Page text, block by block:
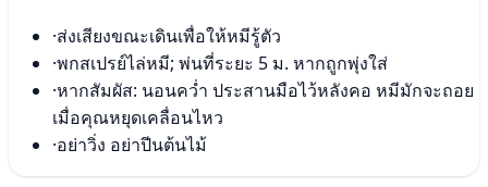
·ส่งเสียงขณะเดินเพื่อให้หมีรู้ตัว
·พกสเปรย์ไล่หมี; พ่นที่ระยะ 5 ม. หากถูกพุ่งใส่
·หากสัมผัส: นอนคว่ำ ประสานมือไว้หลังคอ หมีมักจะถอย
เมื่อคุณหยุดเคลื่อนไหว
·อย่าวิ่ง อย่าปีนต้นไม้